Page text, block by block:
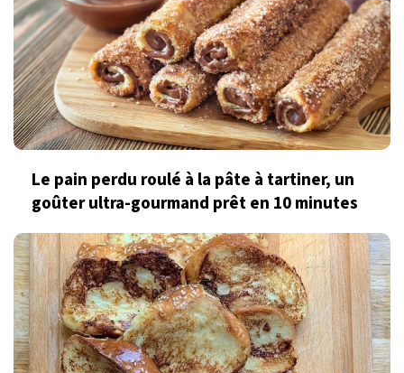
Le pain perdu roulé à la pâte à tartiner, un
goûter ultra-gourmand prêt en 10 minutes